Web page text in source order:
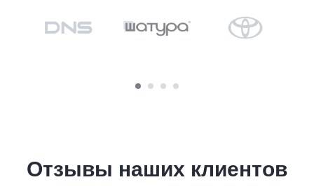
Отзывы наших клиентов